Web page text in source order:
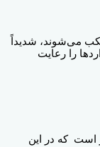
می‌شوند، شدیداً
را رعایت
است که در این